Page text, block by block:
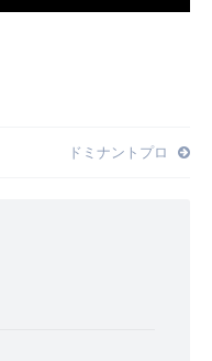
ドミナントプロ